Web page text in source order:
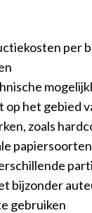
per
het gebied
zoals
bijzonder
gebruiken